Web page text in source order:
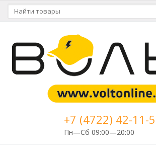
+7 (4722) 42-11-
Пн—Сб 09:00—20:00